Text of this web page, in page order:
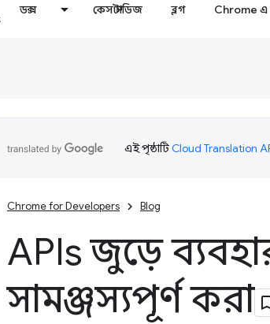
ডক্স কেস স্টাডিজ ব্লগ Chrome
এই পৃষ্ঠাটিCloud Translation
Chrome for Developers Blog
APIs জুড়ে
সামঞ্জস্যপূর্ণ করা